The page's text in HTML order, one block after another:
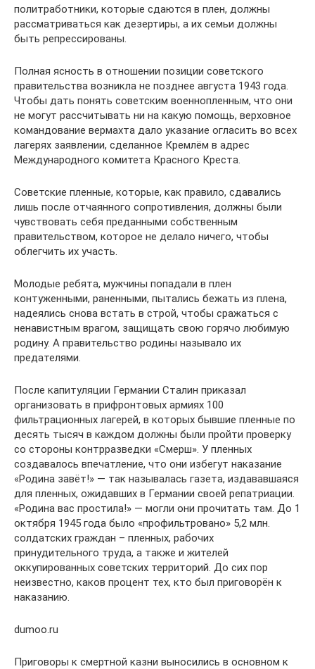
политработники, которые сдаются в плен, должны
рассматриваться как дезертиры, а их семьи должны
быть репрессированы.
Полная ясность в отношении позиции советского
правительства возникла не позднее августа 1943 года.
Чтобы дать понять советским военнопленным, что они
не могут рассчитывать ни на какую помощь, верховное
командование вермахта дало указание огласить во всех
лагерях заявлении, сделанное Кремлём в адрес
Международного комитета Красного Креста.
Советские пленные, которые, как правило, сдавались
лишь после отчаянного сопротивления, должны были
чувствовать себя преданными собственным
правительством, которое не делало ничего, чтобы
облегчить их участь.
Молодые ребята, мужчины попадали в плен
контуженными, раненными, пытались бежать из плена,
надеялись снова встать в строй, чтобы сражаться с
ненавистным врагом, защищать свою горячо любимую
родину. А правительство родины называло их
предателями.
После капитуляции Германии Сталин приказал
организовать в прифронтовых армиях 100
фильтрационных лагерей, в которых бывшие пленные по
десять тысяч в каждом должны были пройти проверку
со стороны контрразведки «Смерш». У пленных
создавалось впечатление, что они избегут наказание
«Родина завёт!» — так называлась газета, издававшаяся
для пленных, ожидавших в Германии своей репатриации.
«Родина вас простила!» — могли они прочитать там. До 1
октября 1945 года было «профильтровано» 5,2 млн.
солдатских граждан – пленных, рабочих
принудительного труда, а также и жителей
оккупированных советских территорий. До сих пор
неизвестно, каков процент тех, кто был приговорён к
наказанию.
dumoo.ru
Приговоры к смертной казни выносились в основном к